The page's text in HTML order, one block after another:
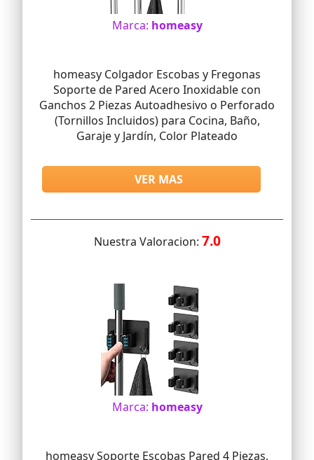
Marca: homeasy
homeasy Colgador Escobas y Fregonas
Soporte de Pared Acero Inoxidable con
Ganchos 2 Piezas Autoadhesivo o Perforado
(Tornillos Incluidos) para Cocina, Baño,
Garaje y Jardín, Color Plateado
VER MAS
Nuestra Valoracion: 7.0
Marca: homeasy
homeasy Soporte Escobas Pared 4 Piezas,